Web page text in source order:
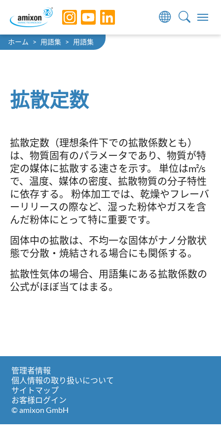
Skip to main navigation
Skip to main content
Skip to page footer
You are here:
ホーム 用語集 用語集
拡散定数
拡散定数（理想条件下での拡散係数とも）
は、物質固有のパラメータであり、物質が特
定の媒体に拡散する速さを示す。 単位はm²/s
で、温度、媒体の密度、拡散物質の分子特性
に依存する。 粉体加工では、乾燥やフレーバ
ーリリースの際など、湿った粉体やガスを含
んだ粉体にとって特に重要です。
固体中の拡散は、不均一な固体がナノ分散状
態で分散・焼結される場合にも関係する。
拡散性気体の場合、用語集にある拡散係数の
公式がほぼ当てはまる。
管理者情報
個人情報の取り扱いについて
サイトマップ
お客様ログイン
© amixon GmbH